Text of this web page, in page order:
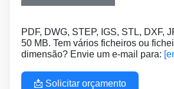
PDF, DWG, STEP, IGS, STL, DXF,
50 MB. Tem vários ficheiros ou
dimensão? Envie um e-mail para:
📩 Solicitar orçamento